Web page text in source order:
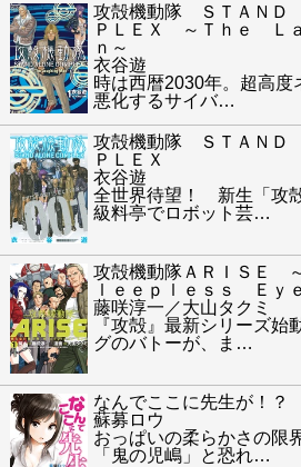
攻殻機動隊 ＳＴＡＮ
ＰＬＥＸ ～Ｔｈｅ Ｌ
ｎ～
衣谷遊
時は西暦2030年。超高度
悪化するサイバ…
攻殻機動隊 ＳＴＡＮ
ＰＬＥＸ
衣谷遊
全世界待望！ 新生「
級料亭でロボット芸…
攻殻機動隊ＡＲＩＳＥ
ｌｅｅｐｌｅｓｓ Ｅｙ
藤咲淳一／大山タクミ
『攻殻』最新シリーズ始
グのバトーが、ま …
なんでここに先生が！？
蘇募ロウ
おっぱいの柔らかさの限
「鬼の児嶋」と恐れ…